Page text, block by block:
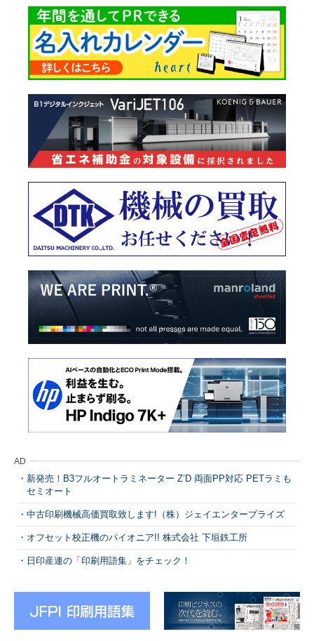
AD
新発売！B3フルオートラミネーター Z’D 両面PP対応 PETラミも
セミオート
中古印刷機械高価買取致します!（株）ジェイエンタープライズ
オフセット校正機のパイオニア!! 株式会社 下垣鉄工所
日印産連の「印刷用語集」をチェック！